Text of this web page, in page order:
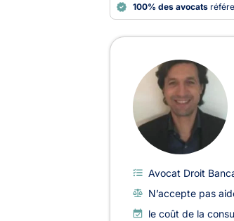
100% des avocats
Avocats en
Avocat Droit
N’accepte pas
le coût de la